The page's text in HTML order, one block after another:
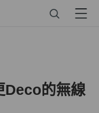
Menu
Deco的無線